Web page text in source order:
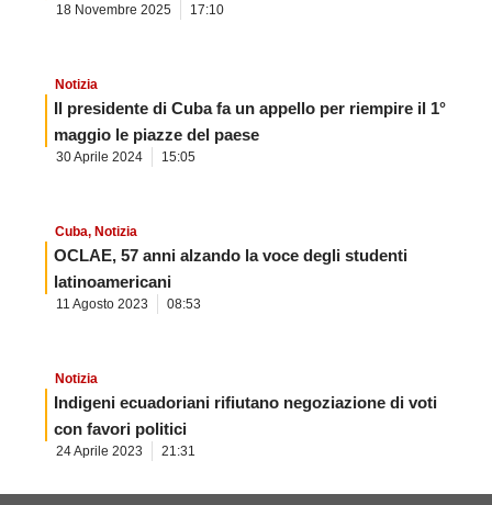
18 Novembre 2025 17:10
Notizia
Il presidente di Cuba fa un appello per riempire il 1°
maggio le piazze del paese
30 Aprile 2024 15:05
Cuba, Notizia
OCLAE, 57 anni alzando la voce degli studenti
latinoamericani
11 Agosto 2023 08:53
Notizia
Indigeni ecuadoriani rifiutano negoziazione di voti
con favori politici
24 Aprile 2023 21:31